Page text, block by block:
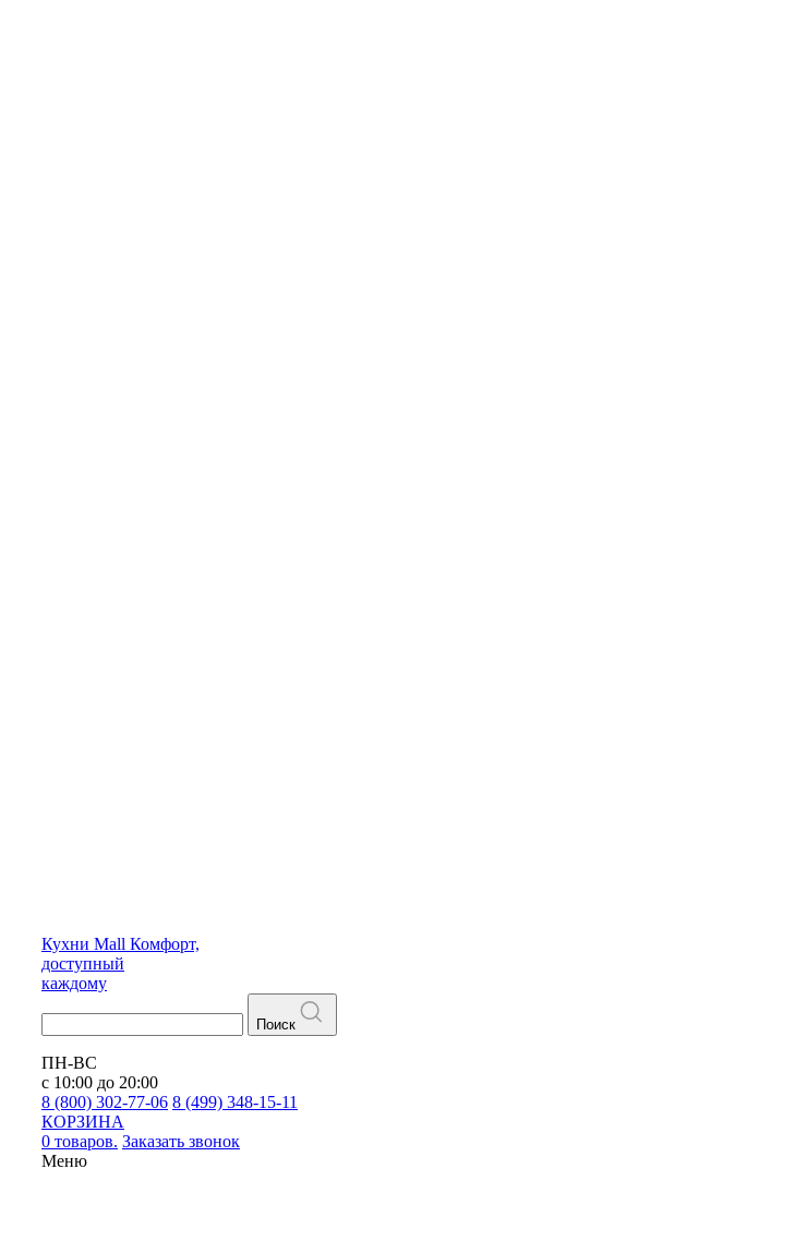
Кухни Mall Комфорт,
доступный
каждому
Поиск
ПН-ВС
с 10:00 до 20:00
8 (800) 302-77-06 8 (499) 348-15-11
КОРЗИНА
0 товаров. Заказать звонок
Меню